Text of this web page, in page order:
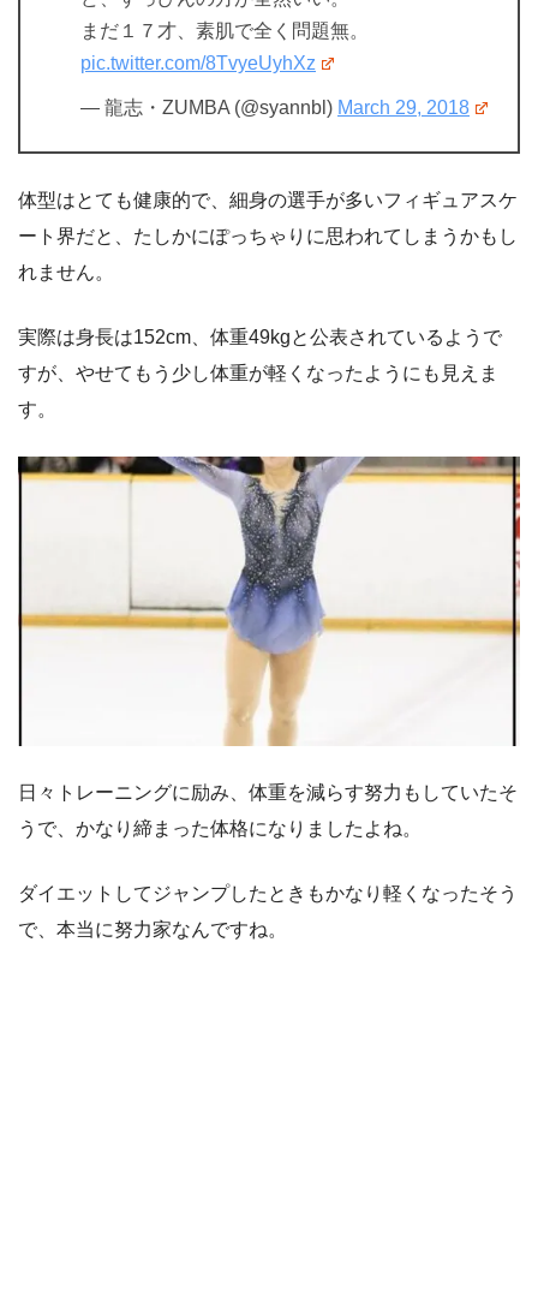
まだ１７才、素肌で全く問題無。
pic.twitter.com/8TvyeUyhXz
— 龍志・ZUMBA (@syannbl) March 29, 2018
体型はとても健康的で、細身の選手が多いフィギュアスケ
ート界だと、たしかにぽっちゃりに思われてしまうかもし
れません。
実際は身長は152cm、体重49kgと公表されているようで
すが、やせてもう少し体重が軽くなったようにも見えま
す。
日々トレーニングに励み、体重を減らす努力もしていたそ
うで、かなり締まった体格になりましたよね。
ダイエットしてジャンプしたときもかなり軽くなったそう
で、本当に努力家なんですね。